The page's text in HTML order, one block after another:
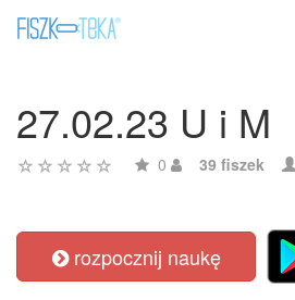
27.02.23 U i M
0 39 fiszek
rozpocznij naukę